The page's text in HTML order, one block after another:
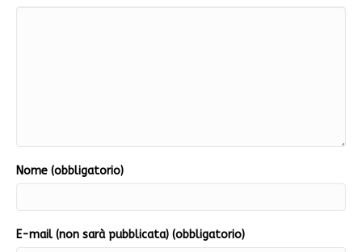
Nome (obbligatorio)
E-mail (non sarà pubblicata) (obbligatorio)